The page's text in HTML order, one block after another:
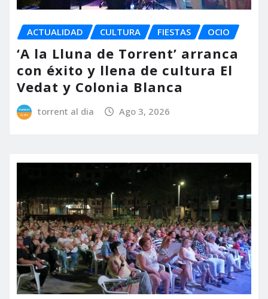
ACTUALIDAD CULTURA FIESTAS OCIO
‘A la Lluna de Torrent’ arranca
con éxito y llena de cultura El
Vedat y Colonia Blanca
torrent al dia Ago 3, 2026